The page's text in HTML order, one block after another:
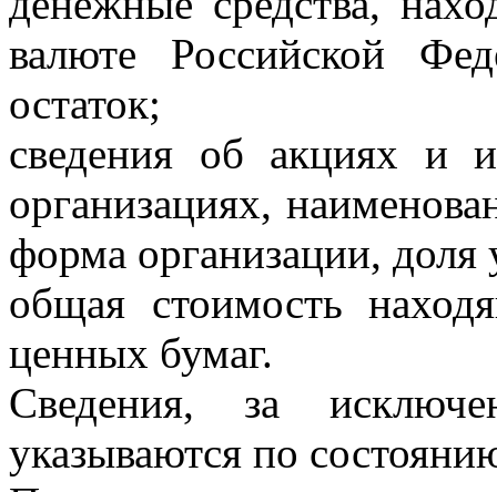
валюте Российской
остаток;
сведения об акциях и
организациях,
форма организации, доля
общая стоимость
ценных бумаг.
Сведения, за
указываются по